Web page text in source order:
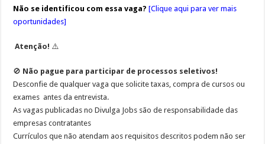
Não se identificou com essa vaga? [Clique aqui para ver mais
oportunidades]
Atenção! ⚠️
🚫 Não pague para participar de processos seletivos!
Desconfie de qualquer vaga que solicitetaxas, compra de cursos ou
exames antes da entrevista.
As vagas publicadas no Divulga Jobs são de responsabilidade das
empresas contratantes
Currículos que não atendam aos requisitos descritos podem não ser